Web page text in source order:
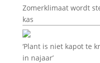
Zomerklimaat wordt
kas
‘Plant is niet kapot te
in najaar’